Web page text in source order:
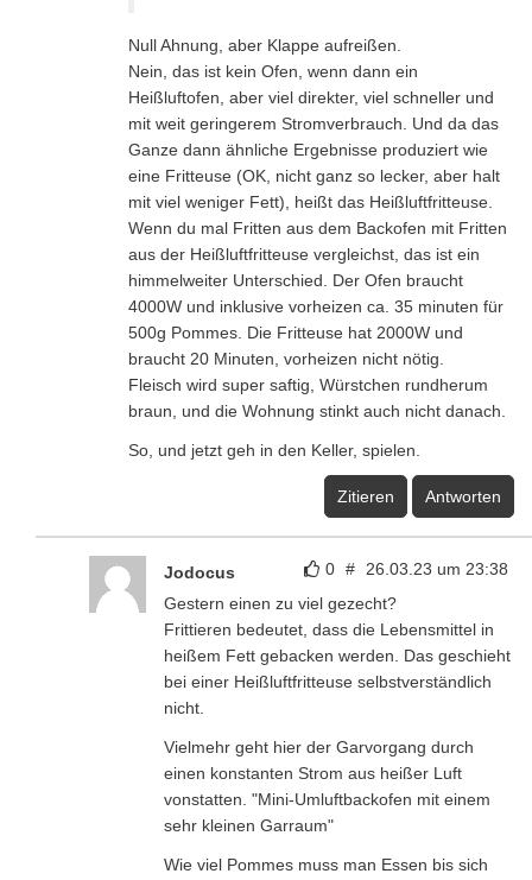
Null Ahnung, aber Klappe aufreißen.
Nein, das ist kein Ofen, wenn dann ein
Heißluftofen, aber viel direkter, viel schneller und
mit weit geringerem Stromverbrauch. Und da das
Ganze dann ähnliche Ergebnisse produziert wie
eine Fritteuse (OK, nicht ganz so lecker, aber halt
mit viel weniger Fett), heißt das Heißluftfritteuse.
Wenn du mal Fritten aus dem Backofen mit Fritten
aus der Heißluftfritteuse vergleichst, das ist ein
himmelweiter Unterschied. Der Ofen braucht
4000W und inklusive vorheizen ca. 35 minuten für
500g Pommes. Die Fritteuse hat 2000W und
braucht 20 Minuten, vorheizen nicht nötig.
Fleisch wird super saftig, Würstchen rundherum
braun, und die Wohnung stinkt auch nicht danach.
So, und jetzt geh in den Keller, spielen.
Zitieren Antworten
0 # 26.03.23 um 23:38
Jodocus
Gestern einen zu viel gezecht?
Frittieren bedeutet, dass die Lebensmittel in
heißem Fett gebacken werden. Das geschieht
bei einer Heißluftfritteuse selbstverständlich
nicht.
Vielmehr geht hier der Garvorgang durch
einen konstanten Strom aus heißer Luft
vonstatten. "Mini-Umluftbackofen mit einem
sehr kleinen Garraum"
Wie viel Pommes muss man Essen bis sich